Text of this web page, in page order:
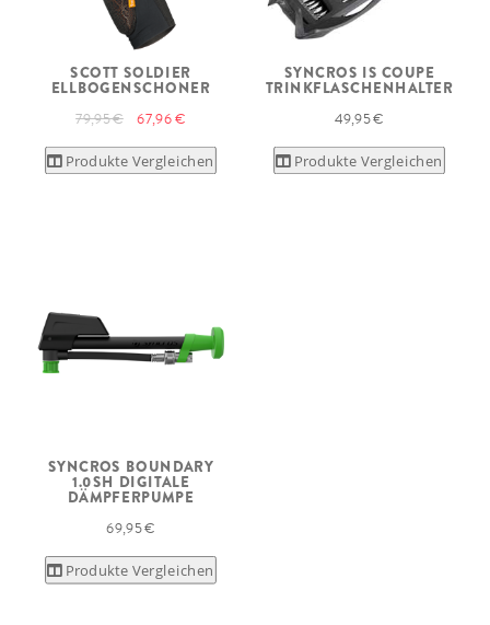
SCOTT SOLDIER
ELLBOGENSCHONER
79,95 € 67,96 €
Produkte Vergleichen
SYNCROS IS COUPE
TRINKFLASCHENHALTER
49,95 €
Produkte Vergleichen
SYNCROS BOUNDARY
1.0SH DIGITALE
DÄMPFERPUMPE
69,95 €
Produkte Vergleichen